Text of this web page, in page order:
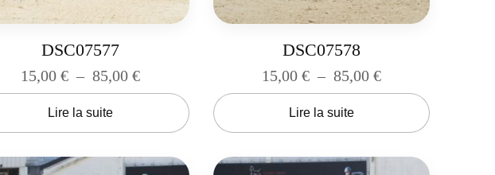
DSC07577
15,00€ – 85,00€
Lire la suite
DSC07578
15,00 € – 85,00 €
Lire la suite